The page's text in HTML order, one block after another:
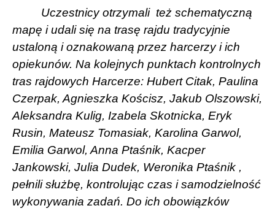
Uczestnicy otrzymali też schematyczną
mapę i udali się na trasę rajdu tradycyjnie
ustaloną i oznakowaną przez harcerzy i ich
opiekunów. Na kolejnych punktach kontrolnych
tras rajdowych Harcerze: Hubert Citak, Paulina
Czerpak, Agnieszka Kościsz, Jakub Olszowski,
Aleksandra Kulig, Izabela Skotnicka, Eryk
Rusin, Mateusz Tomasiak, Karolina Garwol,
Emilia Garwol, Anna Ptaśnik, Kacper
Jankowski, Julia Dudek, Weronika Ptaśnik ,
pełnili służbę, kontrolując czas i samodzielność
wykonywania zadań. Do ich obowiązków